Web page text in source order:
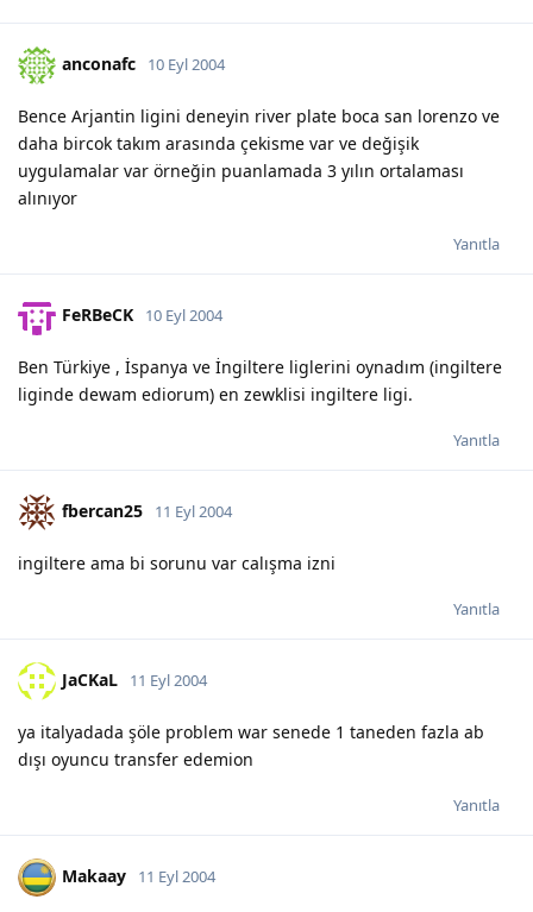
anconafc 10 Eyl 2004
Bence Arjantin ligini deneyin river plate boca san lorenzo ve
daha bircok takım arasında çekisme var ve değişik
uygulamalar var örneğin puanlamada 3 yılın ortalaması
alınıyor
Yanıtla
FeRBeCK 10 Eyl 2004
Ben Türkiye , İspanya ve İngiltere liglerini oynadım (ingiltere
liginde dewam ediorum) en zewklisi ingiltere ligi.
Yanıtla
fbercan25 11 Eyl 2004
ingiltere ama bi sorunu var calışma izni
Yanıtla
JaCKaL 11 Eyl 2004
ya italyadada şöle problem war senede 1 taneden fazla ab
dışı oyuncu transfer edemion
Yanıtla
Makaay 11 Eyl 2004